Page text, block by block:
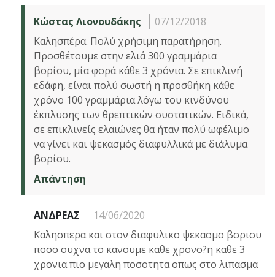
Κώστας Λιονουδάκης
07/12/2018
Καλησπέρα. Πολύ χρήσιμη παρατήρηση.
Προσθέτουμε στην ελιά 300 γραμμάρια
βορίου, μία φορά κάθε 3 χρόνια. Σε επικλινή
εδάφη, είναι πολύ σωστή η προσθήκη κάθε
χρόνο 100 γραμμάρια λόγω του κινδύνου
έκπλυσης των θρεπτικών συστατικών. Ειδικά,
σε επικλινείς ελαιώνες θα ήταν πολύ ωφέλιμο
να γίνει και ψεκασμός διαφυλλικά με διάλυμα
βορίου.
Απάντηση
ΑΝΔΡΕΑΣ
14/06/2020
Καλησπερα και στον διαφυλικο ψεκασμο βοριου
ποσο συχνα το κανουμε καθε χρονο?η καθε 3
χρονια πιο μεγαλη ποσοτητα οπως στο λιπασμα